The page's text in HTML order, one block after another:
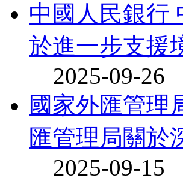
中國人民銀行
於進一步支援
2025-09-26
國家外匯管理
匯管理局關於
2025-09-15